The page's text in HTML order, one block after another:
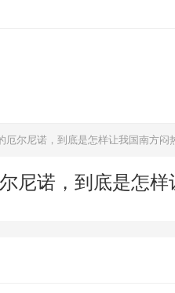
厄尔尼诺，到底是怎样让我国南方闷
尼诺，到底是怎